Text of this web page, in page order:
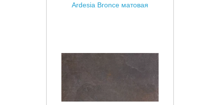
Ardesia Bronce матовая